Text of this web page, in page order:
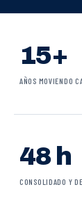
15+
AÑOS MOVIENDO
48 h
CONSOLIDADO Y